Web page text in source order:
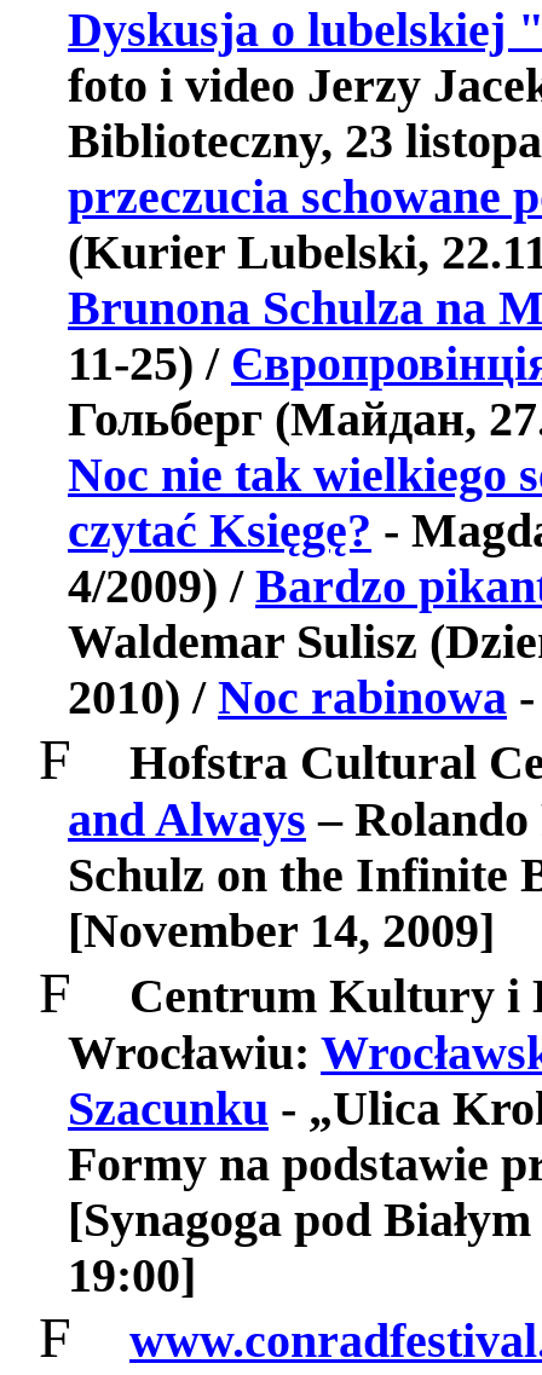
Dyskusja o lubelskiej
foto i video Jerzy
Biblioteczny, 23
przeczucia schowane
(Kurier Lubelski,
Brunona Schulza na
11-25) /
Гольберг (Майдан,
Noc nie tak wielkiego
czytać Księgę? -
4/2009) / Bardzo
Waldemar Sulisz
2010) / Noc rabinowa
F
Hofstra Cultural
and Always – Rolando
Schulz on the Infinite
[November 14, 2009]
F
Centrum Kultury i
Wrocławiu:
Szacunku - „Ulica
Formy na podstawie
[Synagoga pod
19:00]
F